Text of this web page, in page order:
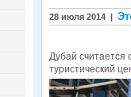
28 июля 2014 |
Дубай считается
туристический